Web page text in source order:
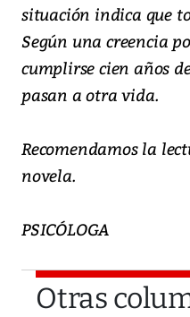
situación indica que
Según una creencia
cumplirse cien años
pasan a otra vida.
Recomendamos la
novela.
PSICÓLOGA
Otras